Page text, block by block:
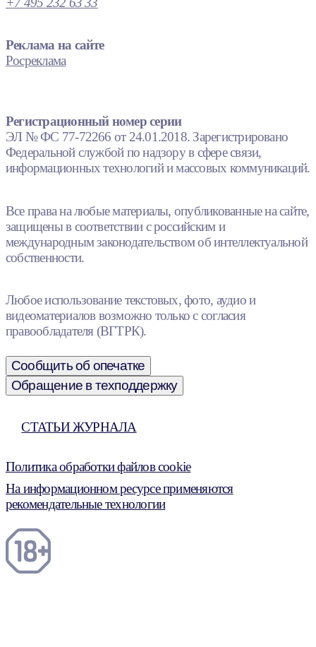
Реклама на сайте
Росреклама
Регистрационный номер серии
ЭЛ № ФС 77-72266 от 24.01.2018. Зарегистрировано
Федеральной службой по надзору в сфере связи,
информационных технологий и массовых коммуникаций.
Все права на любые материалы, опубликованные на сайте,
защищены в соответствии с российским и
международным законодательством об интеллектуальной
собственности.
Любое использование текстовых, фото, аудио и
видеоматериалов возможно только с согласия
правообладателя (ВГТРК).
Сообщить об опечатке
Обращение в техподдержку
СТАТЬИ ЖУРНАЛА
Политика обработки файлов cookie
На информационном ресурсе применяются
рекомендательные технологии